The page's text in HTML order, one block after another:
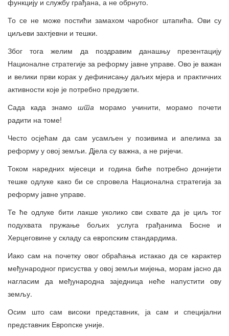
То се не може постићи замахом чаробног штапића. Ови су
циљеви захтјевни и тешки.
Због тога желим да поздравим данашњу презентацију
Националне стратегије за реформу јавне управе. Ово је важан
и велики први корак у дефинисању даљих мјера и практичних
активности које је потребно предузети.
Сада када знамо шта морамо учинити, морамо почети
радити на томе!
Често осјећам да сам усамљен у позивима и апелима за
реформу у овој земљи. Дјела су важна, а не ријечи.
Током наредних мјесеци и година биће потребно донијети
тешке одлуке како би се спровела Национална стратегија за
реформу јавне управе.
Те ће одлуке бити лакше уколико сви схвате да је циљ тог
подухвата пружање бољих услуга грађанима Босне и
Херцеговине у складу са европским стандардима.
Иако сам на почетку овог обраћања истакао да се карактер
међународног присуства у овој земљи мијења, морам јасно да
нагласим да међународна заједница неће напустити ову
земљу.
Осим што сам високи представник, ја сам и специјални
представник Европске уније.